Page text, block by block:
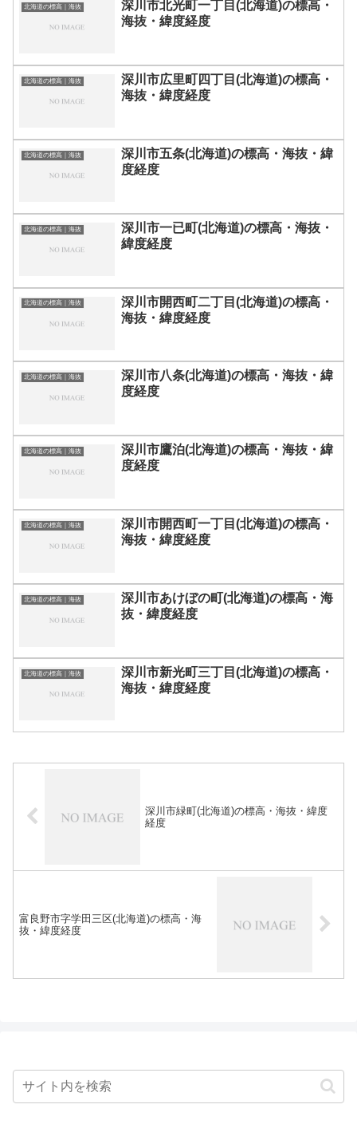
北海道の標高｜海抜
深川市北光町一丁目(北海道)の標高・
海抜・緯度経度
北海道の標高｜海抜
深川市広里町四丁目(北海道)の標高・
海抜・緯度経度
北海道の標高｜海抜
深川市五条(北海道)の標高・海抜・緯
度経度
北海道の標高｜海抜
深川市一已町(北海道)の標高・海抜・
緯度経度
北海道の標高｜海抜
深川市開西町二丁目(北海道)の標高・
海抜・緯度経度
北海道の標高｜海抜
深川市八条(北海道)の標高・海抜・緯
度経度
北海道の標高｜海抜
深川市鷹泊(北海道)の標高・海抜・緯
度経度
北海道の標高｜海抜
深川市開西町一丁目(北海道)の標高・
海抜・緯度経度
北海道の標高｜海抜
深川市あけぼの町(北海道)の標高・海
抜・緯度経度
北海道の標高｜海抜
深川市新光町三丁目(北海道)の標高・
海抜・緯度経度
深川市緑町(北海道)の標高・海抜・緯度
経度
富良野市字学田三区(北海道)の標高・海
抜・緯度経度